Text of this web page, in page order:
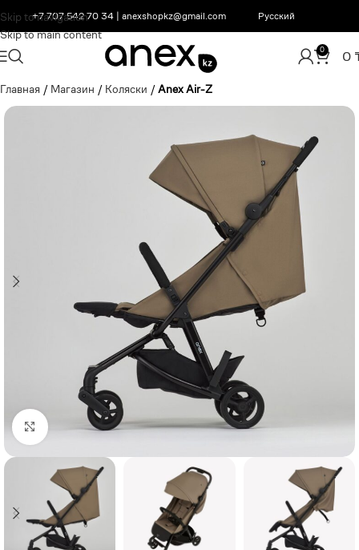
Skip to navigation
Skip to main content
+7 707 542 70 34 | anexshopkz@gmail.com Русский
0 0
Главная / Магазин / Коляски /Anex Air-Z
Увеличить